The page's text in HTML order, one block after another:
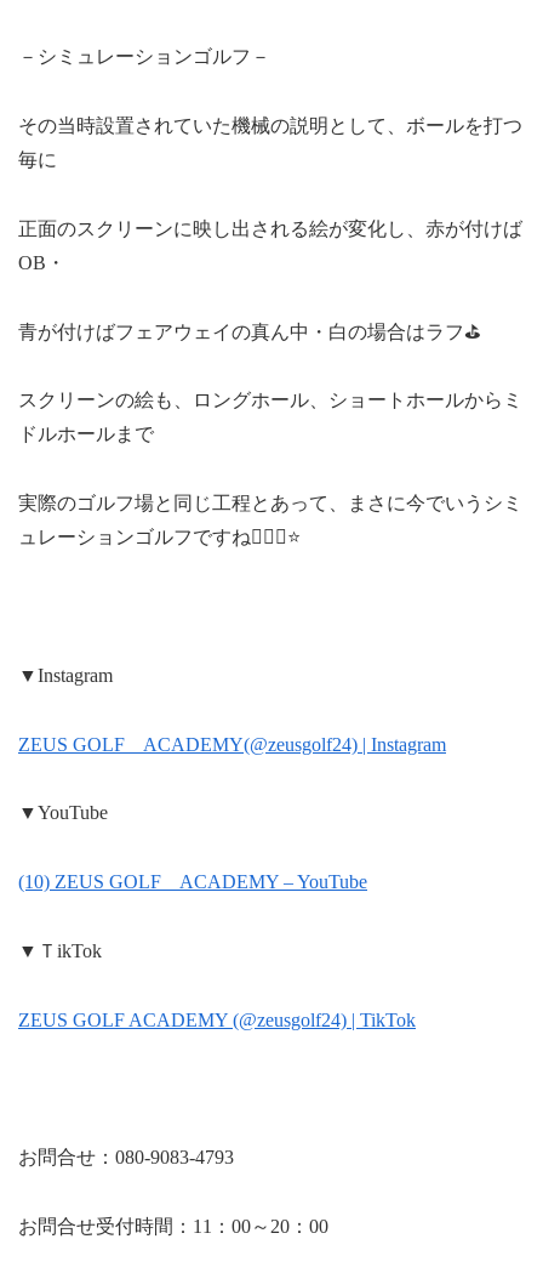
－シミュレーションゴルフ－
その当時設置されていた機械の説明として、ボールを打つ
毎に
正面のスクリーンに映し出される絵が変化し、赤が付けば
OB・
青が付けばフェアウェイの真ん中・白の場合はラフ⛳
スクリーンの絵も、ロングホール、ショートホールからミ
ドルホールまで
実際のゴルフ場と同じ工程とあって、まさに今でいうシミ
ュレーションゴルフですね🏌🏽‍♀️⭐
▼Instagram
ZEUS GOLF ACADEMY(@zeusgolf24) | Instagram
▼YouTube
(10) ZEUS GOLF ACADEMY – YouTube
▼ＴikTok
ZEUS GOLF ACADEMY (@zeusgolf24) | TikTok
お問合せ：080-9083-4793
お問合せ受付時間：11：00～20：00